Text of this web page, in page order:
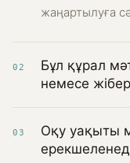
жаңартылуға
02
Бұл құрал
немесе
03
Оқу уақыты